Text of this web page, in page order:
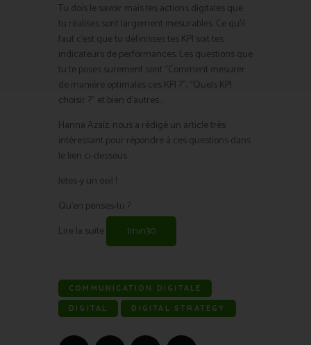
Tu dois le savoir mais tes actions digitales que
tu réalises sont largement mesurables. Ce qu’il
faut c’est que tu définisses tes KPI soit tes
indicateurs de performances. Les questions que
tu te poses surement sont “Comment mesurer
de manière optimales ces KPI ?”, “Quels KPI
choisir ?” et bien d’autres…
Hanna Azaïz, nous a rédigé un article très
intéressant pour répondre à ces questions dans
le lien ci-dessous.
Jetes-y un oeil !
Qu’en penses-tu ?
Lire la suite
1min30
COMMUNICATION DIGITALE
DIGITAL DIGITAL STRATEGY